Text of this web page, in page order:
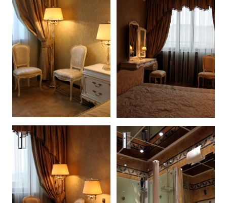
MDM MDM